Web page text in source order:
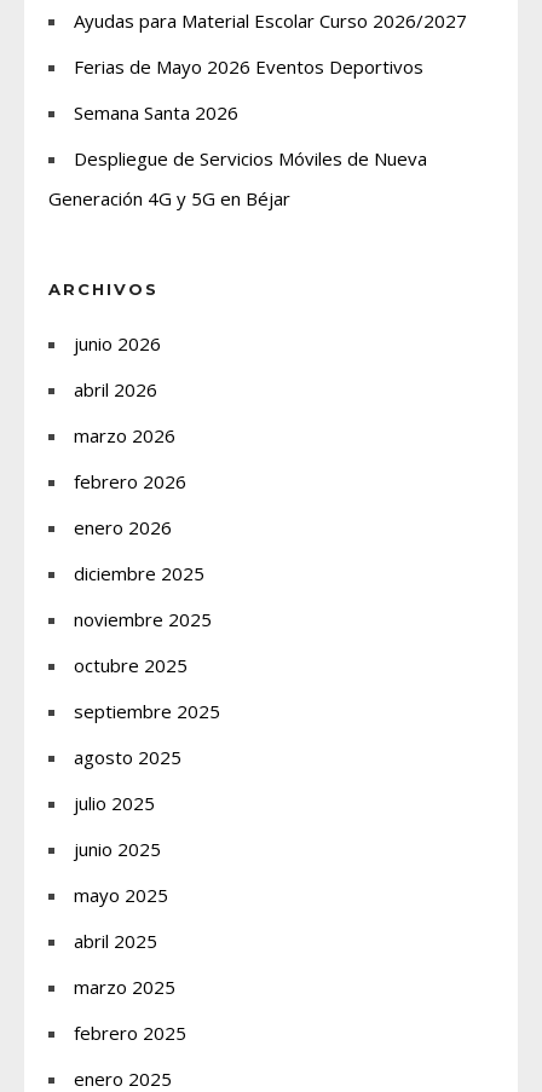
Ayudas para Material Escolar Curso 2026/2027
Ferias de Mayo 2026 Eventos Deportivos
Semana Santa 2026
Despliegue de Servicios Móviles de Nueva
Generación 4G y 5G en Béjar
ARCHIVOS
junio 2026
abril 2026
marzo 2026
febrero 2026
enero 2026
diciembre 2025
noviembre 2025
octubre 2025
septiembre 2025
agosto 2025
julio 2025
junio 2025
mayo 2025
abril 2025
marzo 2025
febrero 2025
enero 2025